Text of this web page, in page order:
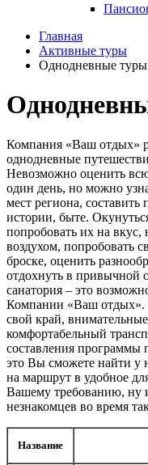
Главная
Активные туры
Однодневные туры
Компания «Ваш отдых»
однодневные
Невозможно оценить всю
один день, но можно
мест региона, составить
истории, быте.
попробовать их на
воздухом, попробовать
броске, оценить
отдохнуть в привычной
санатория – это
Компании «Ваш
свой край,
комфортабельный
составления программы
это Вы сможете найти у
на маршрут в удобное
Вашему требованию, ну
незнакомцев во время
Название